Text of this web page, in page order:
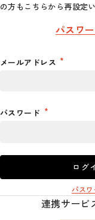
の方もこちらから再設定
パスワ
メールアドレス
パスワード
ログ
パス
連携サービ